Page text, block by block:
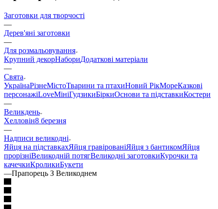
Заготовки для творчості
—
Дерев'яні заготовки
—
Для розмальовування
Крупний декорНабориДодаткові матеріали
—
Свята
УкраїнаРізнеМістоТварини та птахиНовий РікМореКазкові
персонажіLoveМініГудзикиБіркиОснови та підставкиКостери
—
Великдень
Хелловін8 березня
—
Надписи великодні
Яйця на підставкахЯйця гравірованіЯйця з бантикомЯйця
прорізніВеликодній потягВеликодні заготовкиКурочки та
качечкиКроликиБукети
—Прапорець З Великоднем